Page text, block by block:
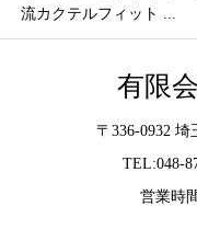
流カクテルフィット ...
有限
〒336-0932
TEL:048-
営業時